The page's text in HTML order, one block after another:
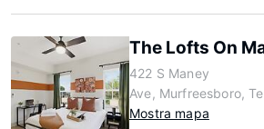
The Lofts On
422 S Maney
Ave, Murfreesboro,
Mostra mapa